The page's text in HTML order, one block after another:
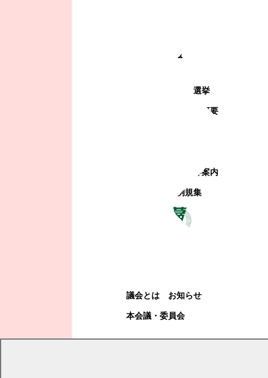
町政情報
選挙
町の概要
観光地・公共施設等案内
電子掲示場・例規集
議会とは
お知らせ
本会議・委員会